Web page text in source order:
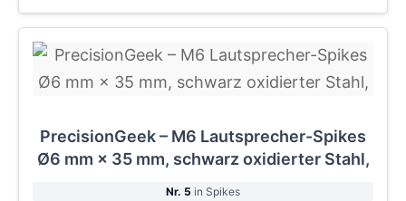
PrecisionGeek – M6 Lautsprecher-Spikes
Ø6 mm × 35 mm, schwarz oxidierter Stahl,
Nr. 5 in Spikes